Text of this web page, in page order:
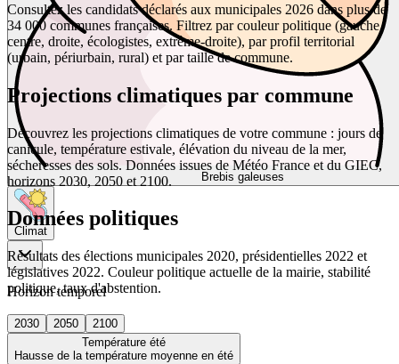
Brebis galeuses
Climat
Horizon temporel
2030 2050
2100
Température été
Hausse de la température moyenne en été
Consultez les candidats déclarés aux municipales 2026 dans plus de
34 000 communes françaises. Filtrez par couleur politique (gauche,
centre, droite, écologistes, extrême-droite), par profil territorial
(urbain, périurbain, rural) et par taille de commune.
Projections climatiques par commune
Découvrez les projections climatiques de votre commune : jours de
canicule, température estivale, élévation du niveau de la mer,
sécheresses des sols. Données issues de Météo France et du GIEC,
horizons 2030, 2050 et 2100.
Données politiques
Résultats des élections municipales 2020, présidentielles 2022 et
législatives 2022. Couleur politique actuelle de la mairie, stabilité
politique, taux d'abstention.